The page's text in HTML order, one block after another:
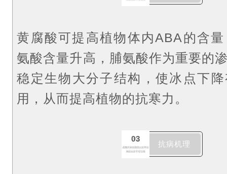
黄腐酸可提高植物体内ABA的含
氨酸含量升高，脯氨酸作为重要的
稳定生物大分子结构，使冰点下
用，从而提高植物的抗寒力。
03
抗病机理